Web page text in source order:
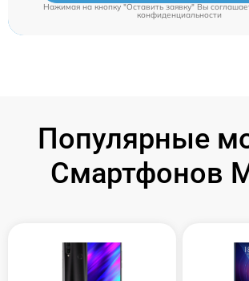
Нажимая на кнопку "Оставить заявку" Вы
конфиденциальности
Популярные
Смартфонов